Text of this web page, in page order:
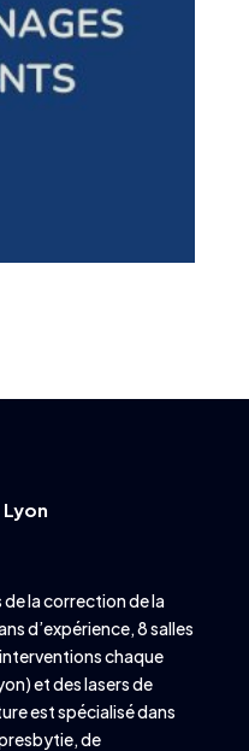
de la correction de la
d’expérience, 8 salles
chaque
et des lasers de
est spécialisé dans
de